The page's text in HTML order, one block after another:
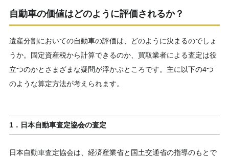
自動車の価値はどのように評価されるか？
遺産分割においての自動車の評価は、どのように決まるのでしょ
うか。固定資産税から計算できるのか、買取業者による査定は役
立つのかとさまざまな疑問が浮かぶところです。主に以下の4つ
のような算定方法が考えられます。
1．日本自動車査定協会の査定
日本自動車査定協会は、経済産業省と国土交通省の指導のもとで